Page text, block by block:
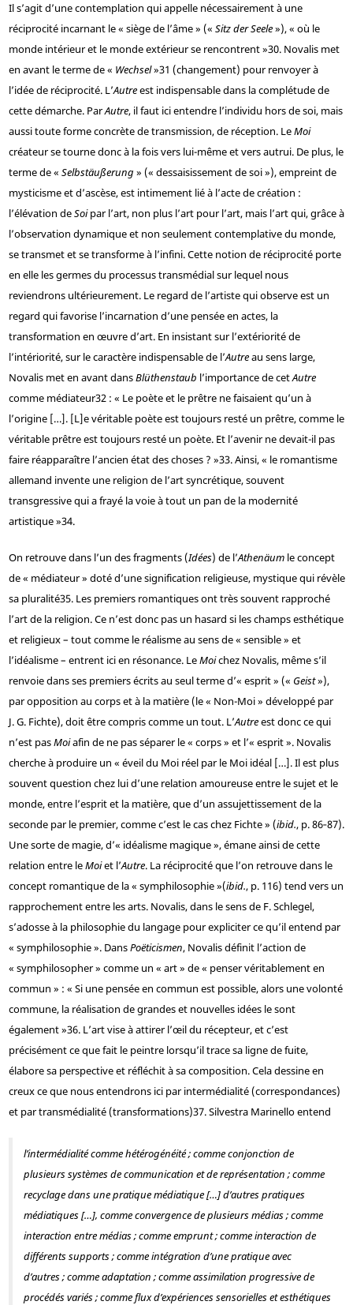
Il s’agit d’une contemplation qui appelle nécessairement à une
réciprocité incarnant le « siège de l’âme » (« Sitz der Seele»), « où le
monde intérieur et le monde extérieur se rencontrent »30. Novalis met
en avant le terme de « Wechsel»31 (changement) pour renvoyer à
l’idée de réciprocité. L’Autreest indispensable dans la complétude de
cette démarche. ParAutre, il faut ici entendre l’individu hors de soi, mais
aussi toute forme concrète de transmission, de réception. LeMoi
créateur se tourne donc à la fois vers lui-même et vers autrui. De plus, le
terme de « Selbstäußerung » (« dessaisissement de soi »), empreint de
mysticisme et d’ascèse, est intimement lié à l’acte de création :
l’élévation deSoipar l’art, non plus l’art pour l’art, mais l’art qui, grâce à
l’observation dynamique et non seulement contemplative du monde,
se transmet et se transforme à l’infini. Cette notion de réciprocité porte
en elle les germes du processus transmédial sur lequel nous
reviendrons ultérieurement. Le regard de l’artiste qui observe est un
regard qui favorise l’incarnation d’une pensée en actes, la
transformation en œuvre d’art. En insistant sur l’extériorité de
l’intériorité, sur le caractère indispensable de l’Autreau sens large,
Novalis met en avant dansBlüthenstaub l’importance de cetAutre
comme médiateur32: « Le poète et le prêtre ne faisaient qu’un à
l’origine […]. [L]e véritable poète est toujours resté un prêtre, comme le
véritable prêtre est toujours resté un poète. Et l’avenir ne devait-il pas
faire réapparaître l’ancien état des choses ? »33. Ainsi, « le romantisme
allemand invente une religion de l’art syncrétique, souvent
transgressive qui a frayé la voie à tout un pan de la modernité
artistique »34.
On retrouve dans l’un des fragments (Idées) de l’Athenäumle concept
de « médiateur » doté d’une signification religieuse, mystique qui révèle
sa pluralité35. Les premiers romantiques ont très souvent rapproché
l’art de la religion. Ce n’est donc pas un hasard si les champs esthétique
et religieux – tout comme le réalisme au sens de « sensible » et
l’idéalisme – entrent ici en résonance. LeMoichez Novalis, même s’il
renvoie dans ses premiers écrits au seul terme d’« esprit » (« Geist»),
par opposition au corps et à la matière (le « Non-Moi » développé par
J. G. Fichte), doit être compris comme un tout. L’Autreest donc ce qui
n’est pasMoiafin de ne pas séparer le « corps » et l’« esprit ». Novalis
cherche à produire un « éveil du Moi réel par le Moi idéal […]. Il est plus
souvent question chez lui d’une relation amoureuse entre le sujet et le
monde, entre l’esprit et la matière, que d’un assujettissement de la
seconde par le premier, comme c’est le cas chez Fichte » (ibid., p. 86‑87).
Une sorte de magie, d’« idéalisme magique », émane ainsi de cette
relation entre leMoiet l’Autre. La réciprocité que l’on retrouve dans le
concept romantique de la « symphilosophie »(ibid., p. 116) tend vers un
rapprochement entre les arts. Novalis, dans le sens de F. Schlegel,
s’adosse à la philosophie du langage pour expliciter ce qu’il entend par
« symphilosophie ». DansPoëticismen, Novalis définit l’action de
« symphilosopher » comme un « art » de « penser véritablement en
commun » : « Si une pensée en commun est possible, alors une volonté
commune, la réalisation de grandes et nouvelles idées le sont
également »36. L’art vise à attirer l’œil du récepteur, et c’est
précisément ce que fait le peintre lorsqu’il trace sa ligne de fuite,
élabore sa perspective et réfléchit à sa composition. Cela dessine en
creux ce que nous entendrons ici par intermédialité (correspondances)
et par transmédialité (transformations)37. Silvestra Marinello entend
l’intermédialité comme hétérogénéité ; comme conjonction de
plusieurs systèmes de communication et de représentation ; comme
recyclage dans une pratique médiatique […] d’autres pratiques
médiatiques […], comme convergence de plusieurs médias ; comme
interaction entre médias ; comme emprunt ; comme interaction de
différents supports ; comme intégration d’une pratique avec
d’autres ; comme adaptation ; comme assimilation progressive de
procédés variés ; comme flux d’expériences sensorielles et esthétiques